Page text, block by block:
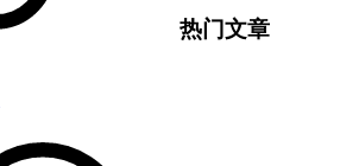
热门文章